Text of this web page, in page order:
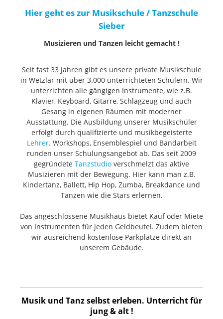
Hier geht es zur Musikschule / Tanzschule
Sieber
Musizieren und Tanzen leicht gemacht !
Seit fast 33 Jahren gibt es unsere private Musikschule
in Wetzlar mit über 3.000 unterrichteten Schülern. Wir
unterrichten alle gängigen Instrumente, wie z.B.
Klavier, Keyboard, Gitarre, Schlagzeug und auch
Gesang in eigenen Räumen mit moderner
Ausstattung. Die Ausbildung unserer Musikschüler
erfolgt durch qualifizierte und musikbegeisterte
Lehrer. Workshops, Ensemblespiel und Bandarbeit
runden unser Schulungsangebot ab. Das seit 2009
gegründete Tanzstudio verschmelzt das aktive
Musizieren mit der Bewegung. Hier kann man z.B.
Kindertanz, Ballett, Hip Hop, Zumba, Breakdance und
Tanzen wie die Stars erlernen.
Das angeschlossene Musikhaus bietet Kauf oder Miete
von Instrumenten für jeden Geldbeutel. Zudem bieten
wir ausreichend kostenlose Parkplätze direkt an
unserem Gebäude.
Musik und Tanz selbst erleben. Unterricht für
jung & alt !